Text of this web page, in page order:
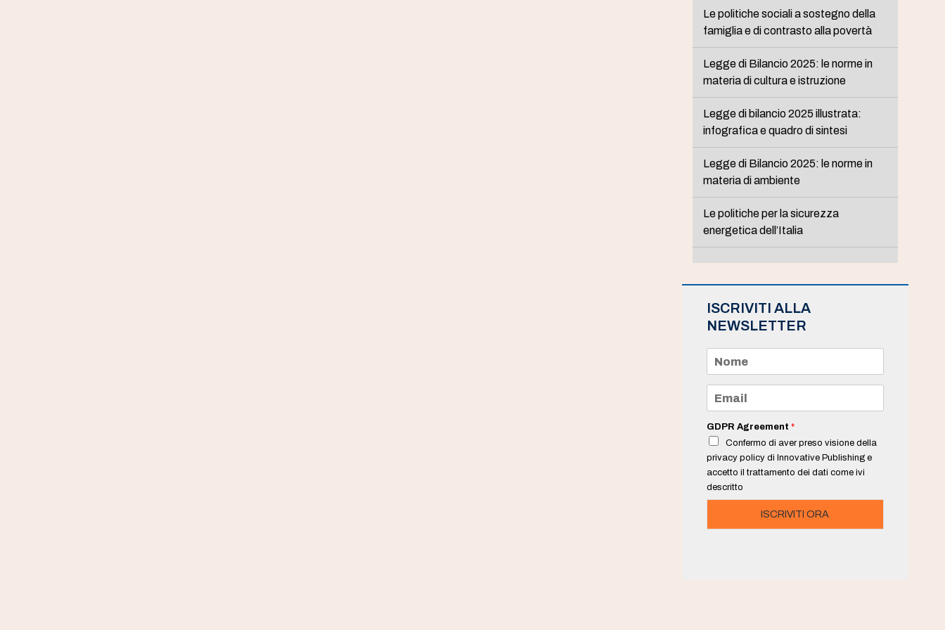
Le politiche sociali a sostegno della
famiglia e di contrasto alla povertà
Legge di Bilancio 2025: le norme in
materia di cultura e istruzione
Legge di bilancio 2025 illustrata:
infografica e quadro di sintesi
Legge di Bilancio 2025: le norme in
materia di ambiente
Le politiche per la sicurezza
energetica dell’Italia
ISCRIVITI ALLA
NEWSLETTER
m
e
a
i
*
GDPR Agreement *
Confermo di aver preso visione della
privacy policy di Innovative Publishing e
accetto il trattamento dei dati come ivi
descritto
ISCRIVITI ORA